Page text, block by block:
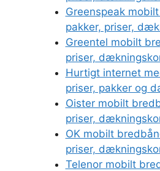
Greenspeak
pakker, priser,
Greentel mobilt
priser,
Hurtigt internet
priser, pakker og
Oister mobilt
priser,
OK mobilt
priser,
Telenor mobilt